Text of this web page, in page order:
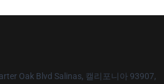
Oak Blvd Salinas, 캘리포니아 93907,